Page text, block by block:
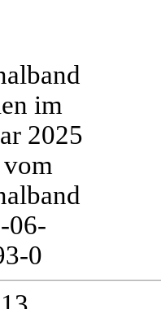
im
2025
06-
0